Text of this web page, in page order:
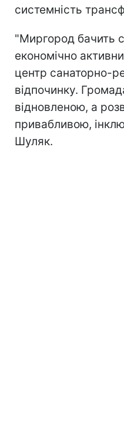
системність
"Миргород бачить
економічно
центр санаторно-
відпочинку.
відновленою, а
привабливою,
Шуляк.